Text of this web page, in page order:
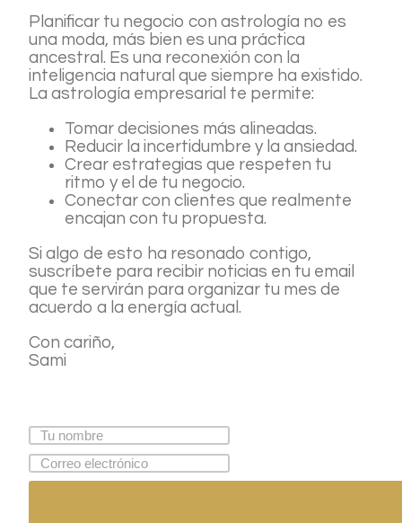
Planificar tu negocio con astrología no es
una moda, más bien es una práctica
ancestral. Es una reconexión con la
inteligencia natural que siempre ha existido.
La astrología empresarial te permite:
Tomar decisiones más alineadas.
Reducir la incertidumbre y la ansiedad.
Crear estrategias que respeten tu
ritmo y el de tu negocio.
Conectar con clientes que realmente
encajan con tu propuesta.
Si algo de esto ha resonado contigo,
suscríbete para recibir noticias en tu email
que te servirán para organizar tu mes de
acuerdo a la energía actual.
Con cariño,
Sami